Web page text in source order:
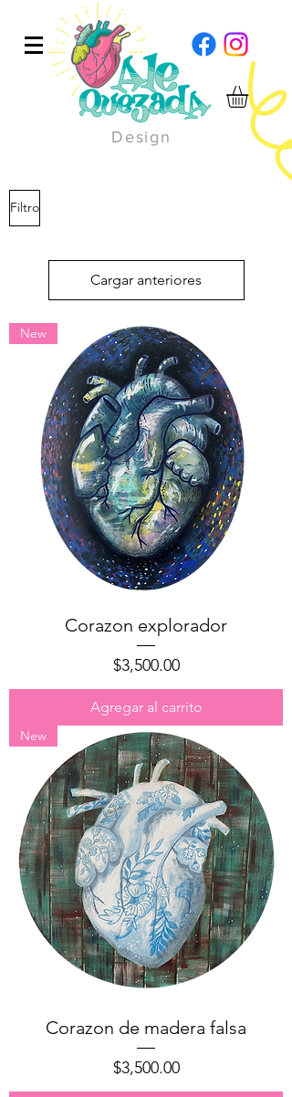
Design
Filtro
Cargar anteriores
New
Corazon explorador
Precio
$3,500.00
Agregar al carrito
New
Corazon de madera falsa
Precio
$3,500.00